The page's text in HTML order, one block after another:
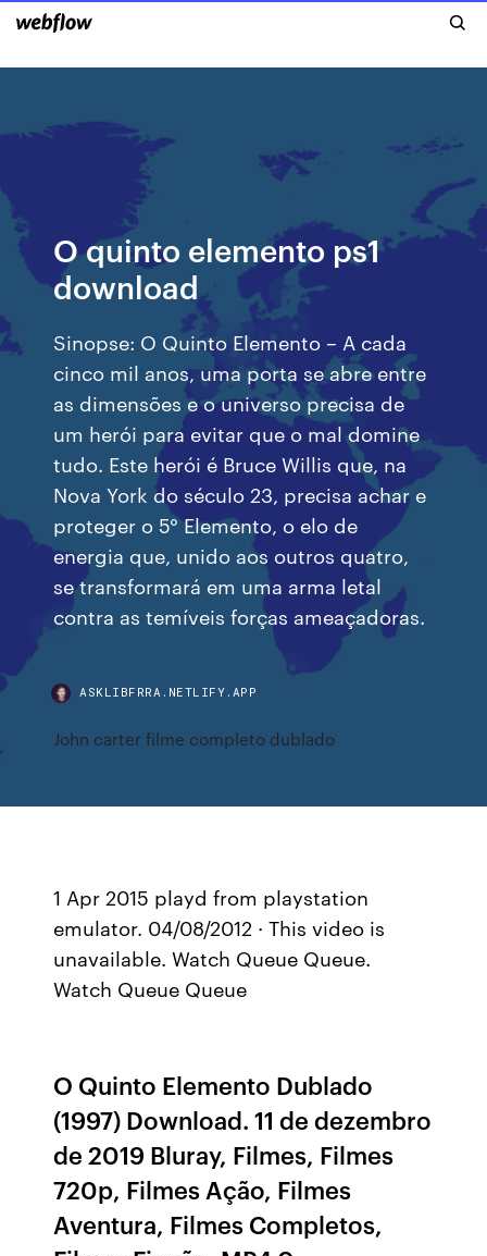
O quinto elemento ps1
download
Sinopse: O Quinto Elemento – A cada
cinco mil anos, uma porta se abre entre
as dimensões e o universo precisa de
um herói para evitar que o mal domine
tudo. Este herói é Bruce Willis que, na
Nova York do século 23, precisa achar e
proteger o 5° Elemento, o elo de
energia que, unido aos outros quatro,
se transformará em uma arma letal
contra as temíveis forças ameaçadoras.
ASKLIBFRRA.NETLIFY.APP
John carter filme completo dublado
1 Apr 2015 playd from playstation
emulator. 04/08/2012 · This video is
unavailable. Watch Queue Queue.
Watch Queue Queue
O Quinto Elemento Dublado
(1997) Download. 11 de dezembro
de 2019 Bluray, Filmes, Filmes
720p, Filmes Ação, Filmes
Aventura, Filmes Completos,